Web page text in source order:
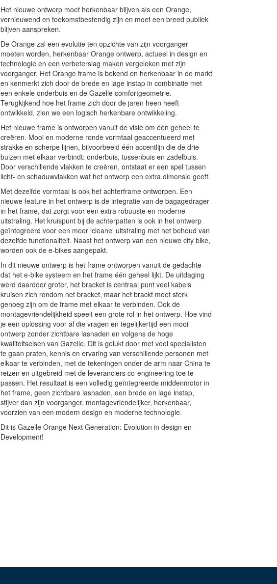
Het nieuwe ontwerp moet herkenbaar blijven als een Orange,
vernieuwend en toekomstbestendig zijn en moet een breed publiek
blijven aanspreken.
De Orange zal een evolutie ten opzichte van zijn voorganger
moeten worden, herkenbaar Orange ontwerp, actueel in design en
technologie en een verbeterslag maken vergeleken met zijn
voorganger. Het Orange frame is bekend en herkenbaar in de markt
en kenmerkt zich door de brede en lage instap in combinatie met
een enkele onderbuis en de Gazelle comfortgeometrie.
Terugkijkend hoe het frame zich door de jaren heen heeft
ontwikkeld, zien we een logisch herkenbare ontwikkeling.
Het nieuwe frame is ontworpen vanuit de visie om één geheel te
creëren. Mooi en moderne ronde vormtaal geaccentueerd met
strakke en scherpe lijnen, bijvoorbeeld één accentlijn die de drie
buizen met elkaar verbindt: onderbuis, tussenbuis en zadelbuis.
Door verschillende vlakken te creëren, ontstaat er een spel tussen
licht- en schaduwvlakken wat het ontwerp een extra dimensie geeft.
Met dezelfde vormtaal is ook het achterframe ontworpen. Een
nieuwe feature in het ontwerp is de integratie van de bagagedrager
in het frame, dat zorgt voor een extra robuuste en moderne
uitstraling. Het kruispunt bij de achterpatten is ook in het ontwerp
geïntegreerd voor een meer ‘cleane’ uitstraling met het behoud van
dezelfde functionaliteit. Naast het ontwerp van een nieuwe city bike,
worden ook de e-bikes aangepakt.
In dit nieuwe ontwerp is het frame ontworpen vanuit de gedachte
dat het e-bike systeem en het frame één geheel lijkt. De uitdaging
werd daardoor groter, het bracket is centraal punt veel kabels
kruisen zich rondom het bracket, maar het brackt moet sterk
genoeg zijn om de frame met elkaar te verbinden. Ook de
montagevriendelijkheid speelt een grote rol in het ontwerp. Hoe vind
je een oplossing voor al die vragen en tegelijkertijd een mooi
ontwerp zonder zichtbare lasnaden en volgens de hoge
kwaliteitseisen van Gazelle. Dit is gelukt door met veel specialisten
te gaan praten, kennis en ervaring van verschillende personen met
elkaar te verbinden, met de tekeningen onder de arm naar China te
reizen en uitgebreid met de leveranciers co-engineering toe te
passen. Het resultaat is een volledig geïntegreerde middenmotor in
het frame, geen zichtbare lasnaden, een brede en lage instap,
stijver dan zijn voorganger, montagevriendelijker, herkenbaar,
voorzien van een modern design en moderne technologie.
Dit is Gazelle Orange Next Generation: Evolution in design en
Development!